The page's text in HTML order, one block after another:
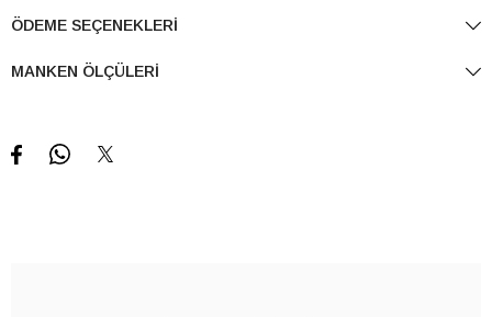
ÖDEME SEÇENEKLERI
MANKEN ÖLÇÜLERI